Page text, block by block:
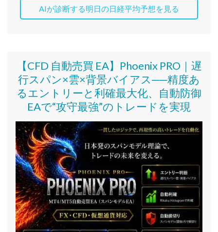
AIが診断する明日の日経平均予想を見る
【CFD 自動売買 EA】Phoenix PRO｜遅
行スパン×雲×背景バイアス──精度あ
るエントリーと利確最大化、自動防御
EAで“攻守最強”のトレードを実現